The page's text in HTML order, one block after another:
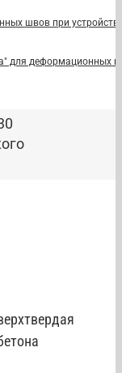
швов при
для деформационных и